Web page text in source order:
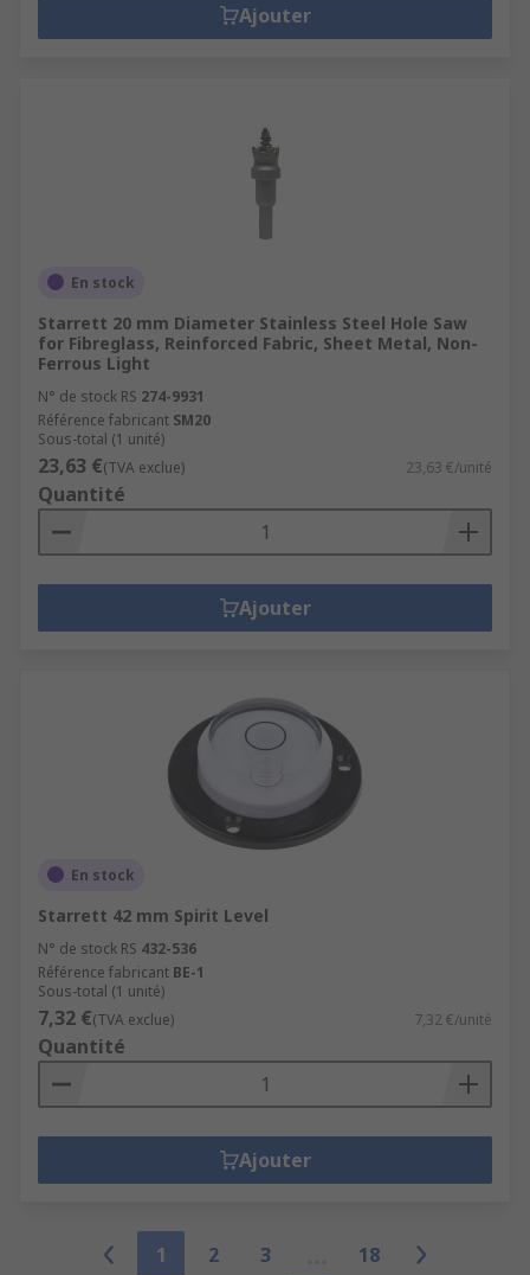
Ajouter
En stock
Starrett 20 mm Diameter Stainless Steel Hole Saw
for Fibreglass, Reinforced Fabric, Sheet Metal, Non-
Ferrous Light
N° de stock RS 274-9931
Référence fabricant SM20
Sous-total (1 unité)
23,63 €(TVA exclue) 23,63 €/unité
Quantité
Ajouter
En stock
Starrett 42 mm Spirit Level
N° de stock RS 432-536
Référence fabricant BE-1
Sous-total (1 unité)
7,32 €(TVA exclue) 7,32 €/unité
Quantité
Ajouter
1 2 3
18